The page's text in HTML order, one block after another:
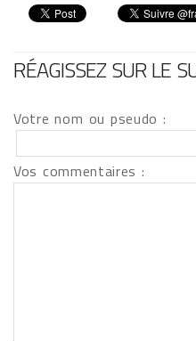
RÉAGISSEZ SUR LE
Votre nom ou pseudo :
Vos commentaires :